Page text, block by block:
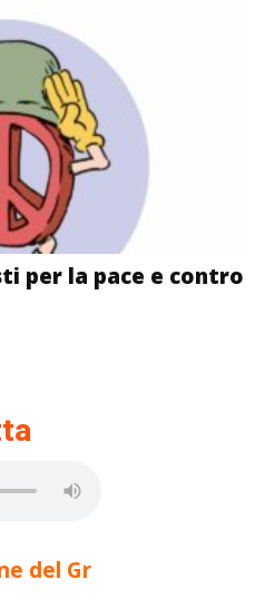
per la pace e contro
del Gr